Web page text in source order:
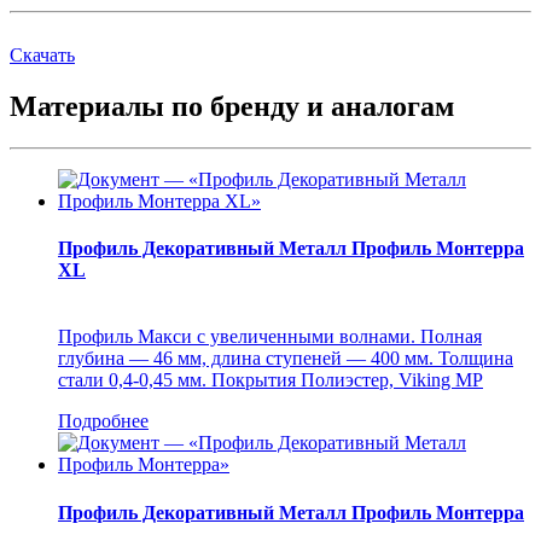
Скачать
Материалы по бренду и аналогам
Профиль Декоративный Металл Профиль Монтерра
XL
Профиль Макси с увеличенными волнами. Полная
глубина ― 46 мм, длина ступеней ― 400 мм. Толщина
стали 0,4-0,45 мм. Покрытия Полиэстер, Viking MP
Подробнее
Профиль Декоративный Металл Профиль Монтерра